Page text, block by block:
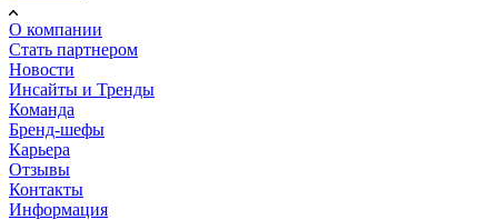
О компании
Стать партнером
Новости
Инсайты и Тренды
Команда
Бренд-шефы
Карьера
Отзывы
Контакты
Информация